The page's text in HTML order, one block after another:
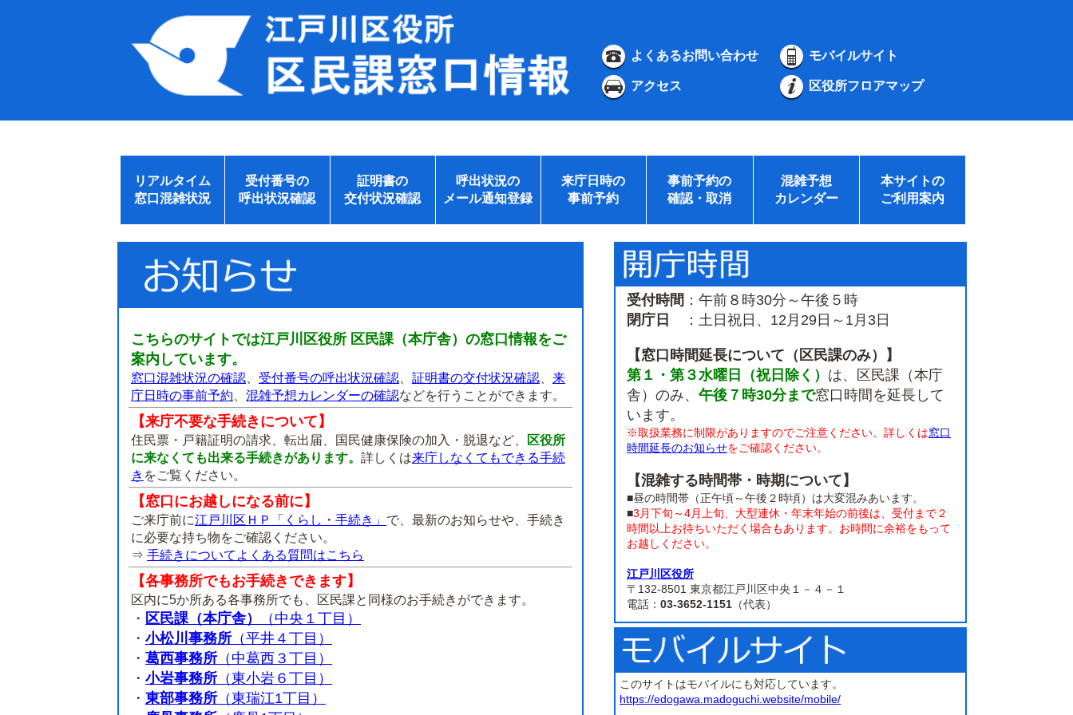
よくあるお問い合わせ モバイルサイト
アクセス 区役所フロアマップ
リアルタイム
窓口混雑状況
受付番号の
呼出状況確認
証明書の
交付状況確認
呼出状況の
メール通知登録
来庁日時の
事前予約
事前予約の
確認・取消
混雑予想
カレンダー
本サイトの
ご利用案内
こちらのサイトでは江戸川区役所 区民課（本庁舎）の窓口情報をご
案内しています。
窓口混雑状況の確認 受付番号の呼出状況確認 証明書の交付状況確認
来
庁日時の事前予約
混雑予想カレンダーの確認などを行うことができます。
【来庁不要な手続きについて】
住民票・戸籍証明の請求、転出届、国民健康保険の加入・脱退など、
区役所
に来なくても出来る手続きがあります。 詳しくは来庁しなくてもできる手続
き をご覧ください。
【窓口にお越しになる前に】
ご来庁前に江戸川区ＨＰ「くらし・手続き」 で、最新のお知らせや、手続き
に必要な持ち物をご確認ください。
⇒ 手続きについてよくある質問はこちら
【各事務所でもお手続きできます】
区内に5か所ある各事務所でも、区民課と同様のお手続きができます。
・ 区民課（本庁舎）
（中央１丁目）
・ 小松川事務所 （平井４丁目）
・ 葛西事務所 （中葛西３丁目）
・ 小岩事務所 （東小岩６丁目）
・ 東部事務所 （東瑞江1丁目）
受付時間 ：午前８時30分～午後５時
閉庁日
：土日祝日、12月29日～1月3日
【窓口時間延長について（区民課のみ）】
第１・第３水曜日（祝日除く） は、区民課（本庁
舎）のみ、 午後７時30分まで窓口時間を延長して
います。
※取扱業務に制限がありますのでご注意ください。詳しくは窓口
時間延長のお知らせをご確認ください。
【混雑する時間帯・時期について】
■昼の時間帯（正午頃～午後２時頃）は大変混みあいます。
■3月下旬～4月上旬、大型連休・年末年始の前後は、受付まで２
時間以上お待ちいただく場合もあります。お時間に余裕をもって
お越しください。
江戸川区役所
〒132-8501 東京都江戸川区中央１－４－１
電話： 03-3652-1151 （代表）
このサイトはモバイルにも対応しています。
https://edogawa.madoguchi.website/mobile/